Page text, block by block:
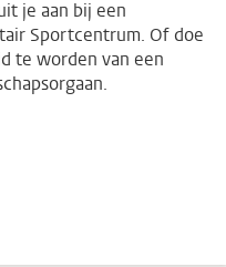
je aan bij een
Sportcentrum. Of doe
te worden van een